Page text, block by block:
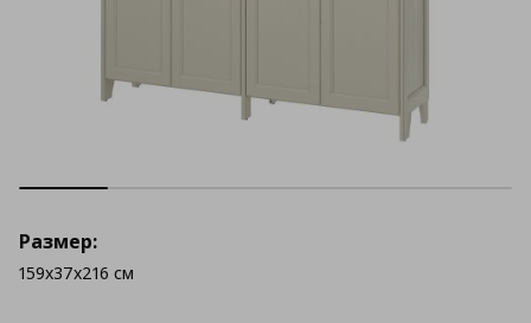
Размер:
159x37x216 см